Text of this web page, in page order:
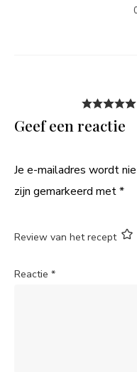
Geef een reactie
Je e-mailadres wordt
zijn gemarkeerd met*
Review van het recept
Reactie *